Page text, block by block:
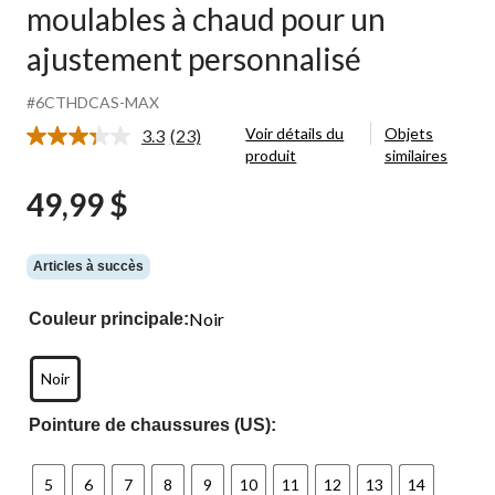
moulables à chaud pour un
ajustement personnalisé
#6CTHDCAS-MAX
3.3 Lire
(23)
Voir détails du
produit
Objets
similaires
49,99 $
Articles à succès
Couleur principale:Noir
Noir
Pointure de chaussures (US):
5 6 7 8 9 10 11 12 13 14